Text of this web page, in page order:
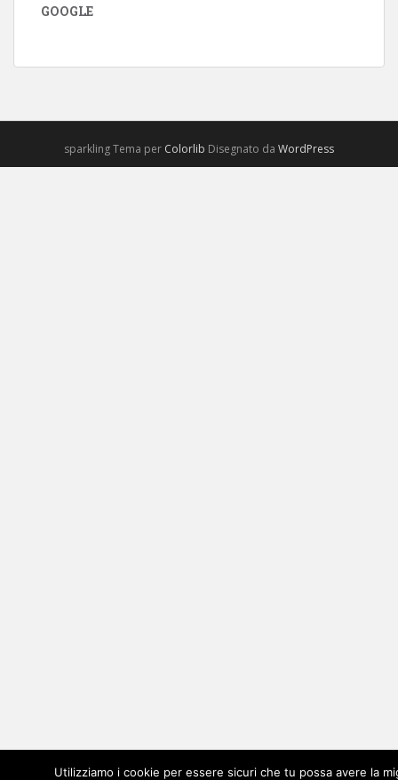
GOOGLE
sparkling Tema per Colorlib Disegnato da WordPress
Utilizziamo i cookie per essere sicuri che tu possa avere la